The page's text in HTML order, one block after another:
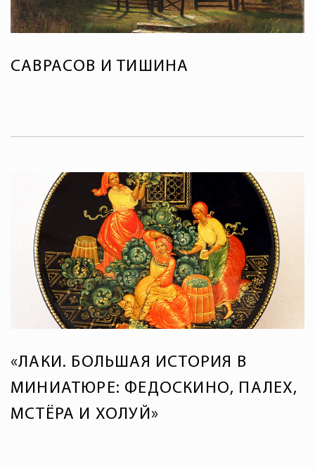
САВРАСОВ И ТИШИНА
«ЛАКИ. БОЛЬШАЯ ИСТОРИЯ В
МИНИАТЮРЕ: ФЕДОСКИНО, ПАЛЕХ,
МСТЁРА И ХОЛУЙ»